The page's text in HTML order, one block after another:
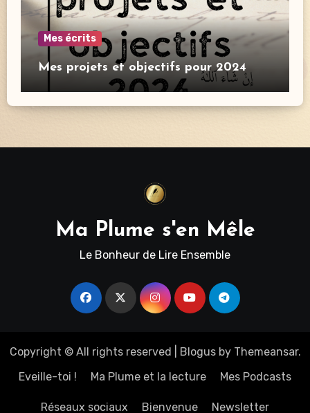
Mes écrits
Mes projets et objectifs pour 2024
Ma Plume s'en Mêle
Le Bonheur de Lire Ensemble
Copyright © All rights reserved Blogusby Themeansar.
Eveille-toi !
Ma Plume et la lecture Mes Podcasts
Réseaux sociaux Bienvenue Newsletter